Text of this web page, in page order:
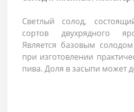
Светлый солод,
сортов двухрядного
Является базовым
при изготовлении
пива. Доля в засыпи может